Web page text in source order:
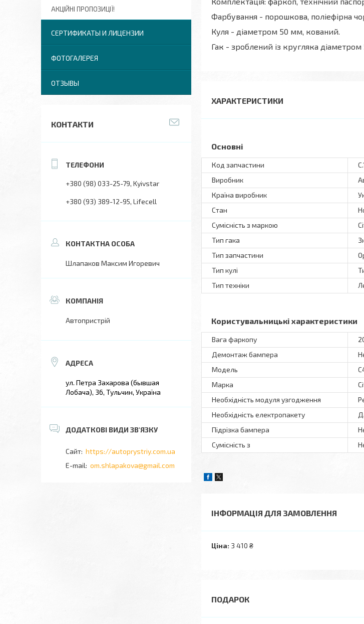
Фарбування - порошкова, поліефірна
Куля - діаметром 50 мм, кований.
Гак - зроблений із кругляка
ХАРАКТЕРИСТИКИ
Основні
Код запчастини
Виробник
Країна виробник
Стан
Сумісність з маркою
Тип гака
Тип запчастини
Тип кулі
Тип техніки
Користувальницькі характеристики
Вага фаркопу
Демонтаж бампера
Мoдель
Марка
Необхідність модуля узгодження
Необхідність електропакету
Підрізка бампера
Сумісність з
ІНФОРМАЦІЯ ДЛЯ ЗАМОВЛЕННЯ
Ціна: 3 410 ₴
АКЦІЙНІ ПРОПОЗИЦІЇ!
СЕРТИФИКАТЫ И ЛИЦЕНЗИИ
ФОТОГАЛЕРЕЯ
ОТЗЫВЫ
КОНТАКТИ
+380 (98) 033-25-79 Kyivstar
+380 (93) 389-12-95 Lifecell
Шлапаков Максим Игоревич
Автопристрій
ул. Петра Захарова (бывшая
Лобача), 36, Тульчин, Україна
https://autoprystriy.com.ua
om.shlapakova@gmail.com